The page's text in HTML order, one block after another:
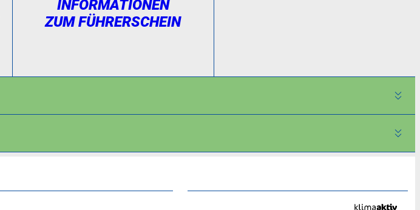
INFORMATIONEN
ZUM FÜHRERSCHEIN